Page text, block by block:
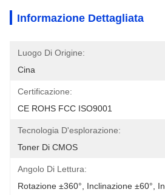
Informazione Dettagliata
Luogo Di Origine:
Cina
Certificazione:
CE ROHS FCC ISO9001
Tecnologia D'esplorazione:
Toner Di CMOS
Angolo Di Lettura:
Rotazione ±360°, Inclinazione ±60°,